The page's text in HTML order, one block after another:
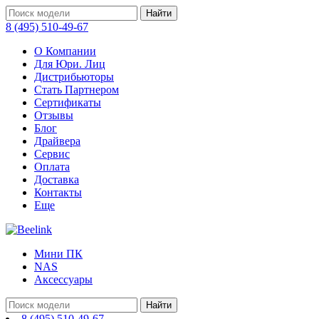
Найти
8 (495) 510-49-67
О Компании
Для Юри. Лиц
Дистрибьюторы
Стать Партнером
Сертификаты
Отзывы
Блог
Драйвера
Сервис
Оплата
Доставка
Контакты
Еще
Мини ПК
NAS
Аксессуары
Найти